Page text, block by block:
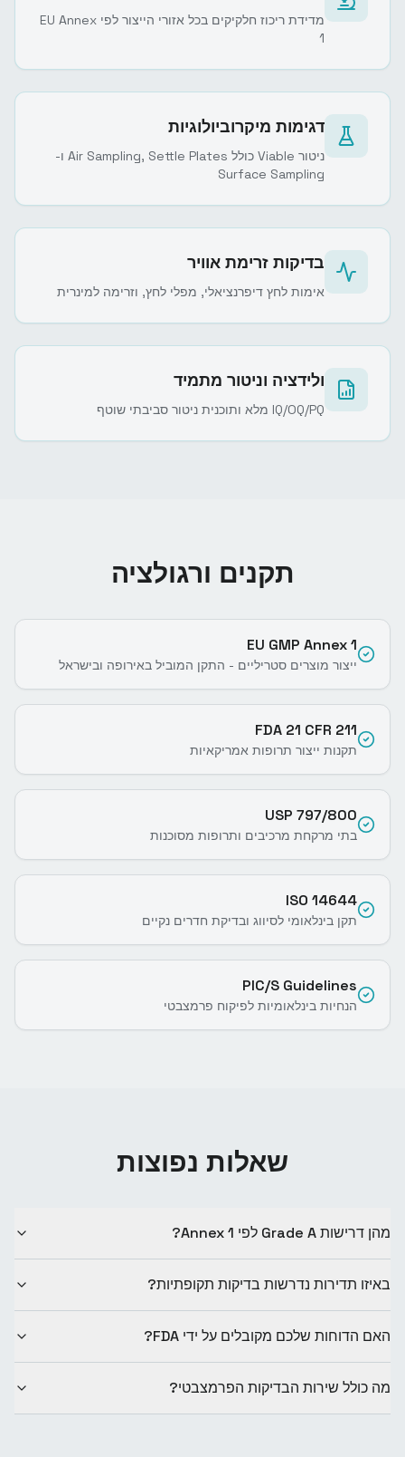
מדידת ריכוז חלקיקים בכל אזורי הייצור לפי EU Annex
1
דגימות מיקרוביולוגיות
ניטור Viable כולל Air Sampling, Settle Plates ו-
Surface Sampling
בדיקות זרימת אוויר
אימות לחץ דיפרנציאלי, מפלי לחץ, וזרימה למינרית
ולידציה וניטור מתמיד
IQ/OQ/PQ מלא ותוכנית ניטור סביבתי שוטף
תקנים ורגולציה
EU GMP Annex 1
ייצור מוצרים סטריליים - התקן המוביל באירופה ובישראל
FDA 21 CFR 211
תקנות ייצור תרופות אמריקאיות
USP 797/800
בתי מרקחת מרכיבים ותרופות מסוכנות
ISO 14644
תקן בינלאומי לסיווג ובדיקת חדרים נקיים
PIC/S Guidelines
הנחיות בינלאומיות לפיקוח פרמצבטי
שאלות נפוצות
מהן דרישות Grade A לפי Annex 1?
באיזו תדירות נדרשות בדיקות תקופתיות?
האם הדוחות שלכם מקובלים על ידי FDA?
מה כולל שירות הבדיקות הפרמצבטי?